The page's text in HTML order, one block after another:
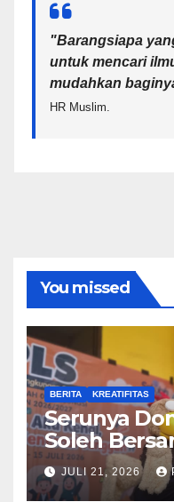
"Barangsiapa
untuk mencari
mudahkan
HR Muslim.
You missed
BERITA KREATIFITAS
Serunya
Soleh
Piko
JULI 21, 2026